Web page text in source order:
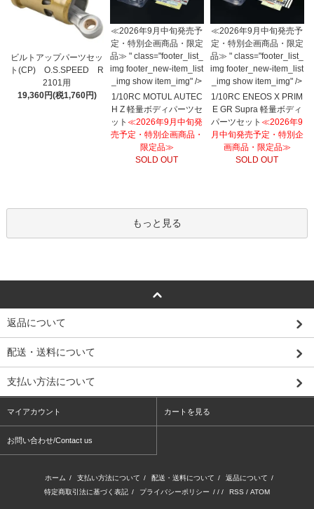
ビルトアップパーツセッ
ト(CP) O.S.SPEED R
2101用
19,360円(税1,760円)
≪2026年9月中旬発売予
定・特別企画商品・限定
品≫ " class="footer_list_
img footer_new-item_list
_img show item_img" />
1/10RC MOTUL AUTEC
H Z 軽量ボディパーツセ
ット ≪2026年9月中旬発
売予定・特別企画商品・
限定品≫
SOLD OUT
≪2026年9月中旬発売予
定・特別企画商品・限定
品≫ " class="footer_list_
img footer_new-item_list
_img show item_img" />
1/10RC ENEOS X PRIM
E GR Supra 軽量ボディ
パーツセット ≪2026年9
月中旬発売予定・特別企
画商品・限定品≫
SOLD OUT
もっと見る
返品について
配送・送料について
支払い方法について
マイアカウント カートを見る
お問い合わせ/Contact us
ホーム / 支払い方法について / 配送・送料について / 返品について /
特定商取引法に基づく表記 / プライバシーポリシー / / / RSS / ATOM